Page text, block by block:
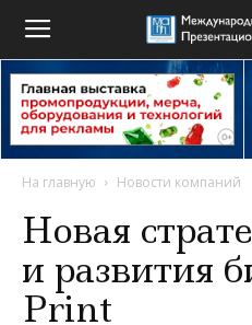
На главную Новости компаний
Новая
и развития
Print